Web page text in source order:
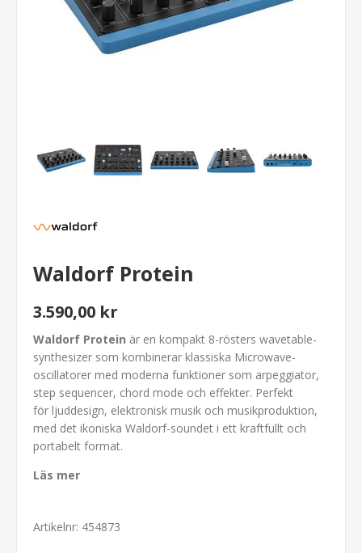
Waldorf Protein
3.590,00 kr
Waldorf Protein är en kompakt 8-rösters wavetable-
synthesizer som kombinerar klassiska Microwave-
oscillatorer med moderna funktioner som arpeggiator,
step sequencer, chord mode och effekter. Perfekt
för ljuddesign, elektronisk musik och musikproduktion,
med det ikoniska Waldorf-soundet i ett kraftfullt och
portabelt format.
Läs mer
Artikelnr: 454873